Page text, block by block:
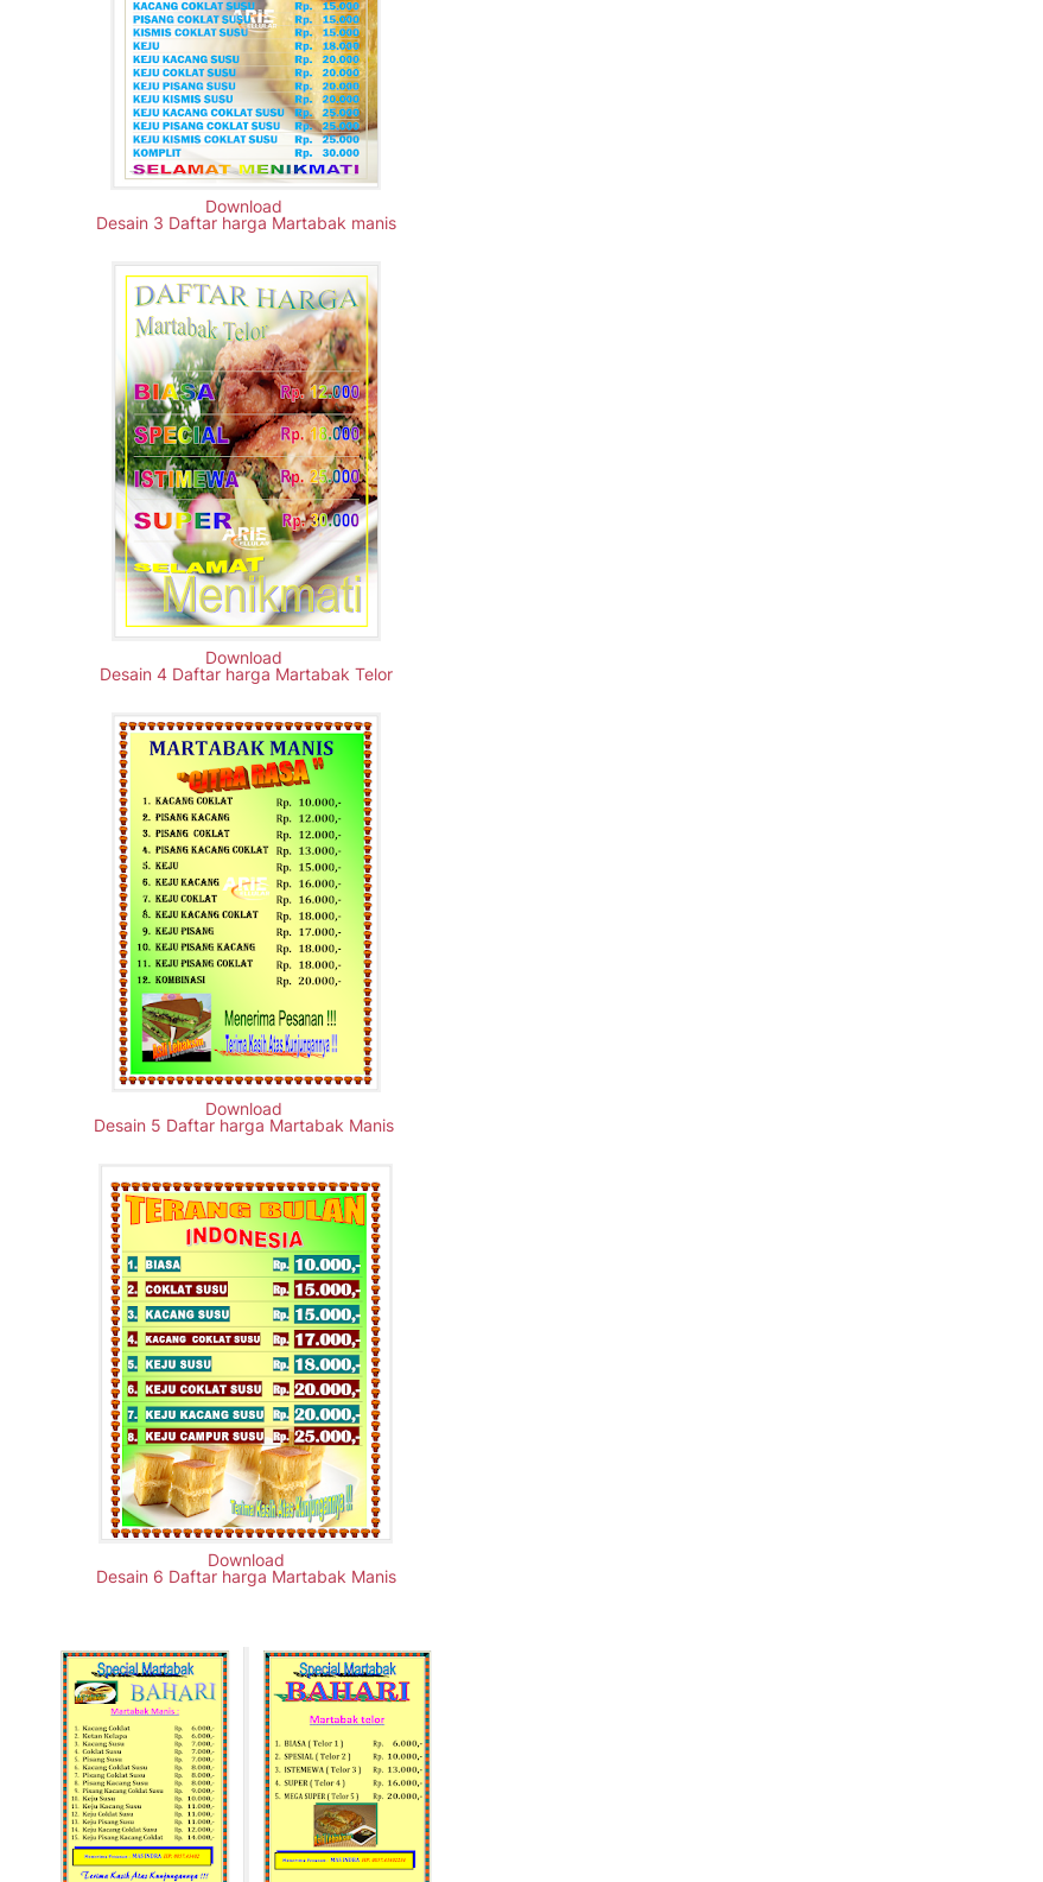
Download
Desain 3 Daftar harga Martabak manis
Download
Desain 4 Daftar harga Martabak Telor
Download
Desain 5 Daftar harga Martabak Manis
Download
Desain 6 Daftar harga Martabak Manis